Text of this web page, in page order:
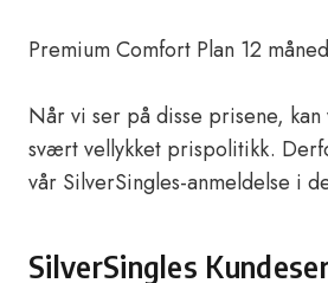
Premium Comfort Plan 12
Når vi ser på disse prisene,
svært vellykket prispolitikk.
vår SilverSingles-anmeldelse i
SilverSingles